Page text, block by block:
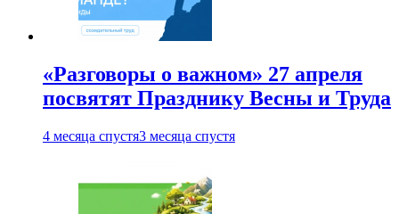
«Разговоры о важном» 27 апреля
посвятят Празднику Весны и Труда
4 месяца спустя3 месяца спустя